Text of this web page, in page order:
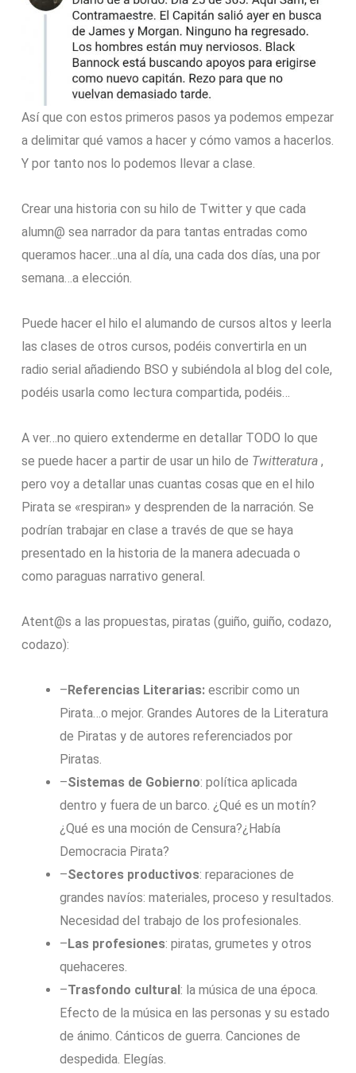
Así que con estos primeros pasos ya podemos empezar
a delimitar qué vamos a hacer y cómo vamos a hacerlos.
Y por tanto nos lo podemos llevar a clase.
Crear una historia con su hilo de Twitter y que cada
alumn@ sea narrador da para tantas entradas como
queramos hacer…una al día, una cada dos días, una por
semana…a elección.
Puede hacer el hilo el alumando de cursos altos y leerla
las clases de otros cursos, podéis convertirla en un
radio serial añadiendo BSO y subiéndola al blog del cole,
podéis usarla como lectura compartida, podéis…
A ver…no quiero extenderme en detallar TODO lo que
se puede hacer a partir de usar un hilo de Twitteratura ,
pero voy a detallar unas cuantas cosas que en el hilo
Pirata se «respiran» y desprenden de la narración. Se
podrían trabajar en clase a través de que se haya
presentado en la historia de la manera adecuada o
como paraguas narrativo general.
Atent@s a las propuestas, piratas (guiño, guiño, codazo,
codazo):
–Referencias Literarias: escribir como un
Pirata…o mejor. Grandes Autores de la Literatura
de Piratas y de autores referenciados por
Piratas.
–Sistemas de Gobierno: política aplicada
dentro y fuera de un barco. ¿Qué es un motín?
¿Qué es una moción de Censura?¿Había
Democracia Pirata?
–Sectores productivos: reparaciones de
grandes navíos: materiales, proceso y resultados.
Necesidad del trabajo de los profesionales.
–Las profesiones: piratas, grumetes y otros
quehaceres.
–Trasfondo cultural: la música de una época.
Efecto de la música en las personas y su estado
de ánimo. Cánticos de guerra. Canciones de
despedida. Elegías.